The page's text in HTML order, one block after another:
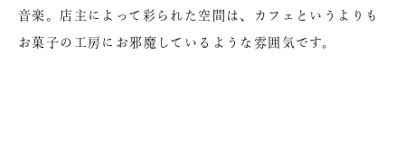
音楽。店主によって彩られた空間は、カフェというよりも
お菓子の工房にお邪魔しているような雰囲気です。